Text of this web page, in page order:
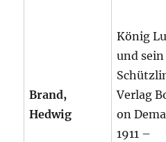
Brand,
Hedwig
König
und sein
Verlag
on
1911 –